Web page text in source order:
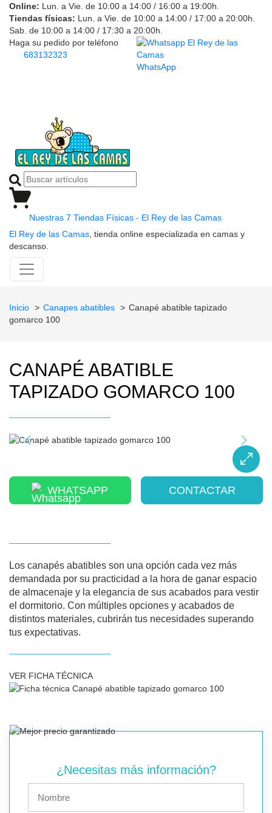
Online: Lun. a Vie. de 10:00 a 14:00 / 16:00 a 19:00h.
Tiendas físicas: Lun. a Vie. de 10:00 a 14:00 / 17:00 a 20:00h.
Sab. de 10:00 a 14:00 / 17:30 a 20:00h.
Haga su pedido por teléfono
683132323
WhatsApp
Nuestras 7 Tiendas Físicas - El Rey de las Camas
El Rey de las Camas , tienda online especializada en camas y
descanso.
Inicio Canapes abatibles
Canapé abatible tapizado
gomarco 100
CANAPÉ ABATIBLE
TAPIZADO GOMARCO 100
WHATSAPP CONTACTAR
Los canapés abatibles son una opción cada vez más
demandada por su practicidad a la hora de ganar espacio
de almacenaje y la elegancia de sus acabados para vestir
el dormitorio. Con múltiples opciones y acabados de
distintos materiales, cubrirán tus necesidades superando
tus expectativas.
VER FICHA TÉCNICA
¿Necesitas más información?